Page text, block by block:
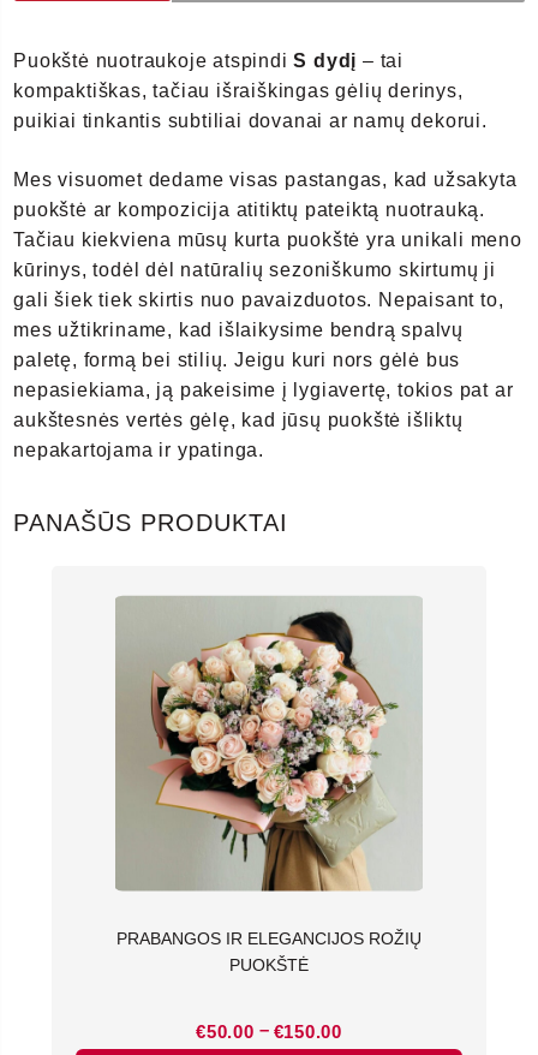
Puokštė nuotraukoje atspindiS dydį – tai
kompaktiškas, tačiau išraiškingas gėlių derinys,
puikiai tinkantis subtiliai dovanai ar namų dekorui.
Mes visuomet dedame visas pastangas, kad užsakyta
puokštė ar kompozicija atitiktų pateiktą nuotrauką.
Tačiau kiekviena mūsų kurta puokštė yra unikali meno
kūrinys, todėl dėl natūralių sezoniškumo skirtumų ji
gali šiek tiek skirtis nuo pavaizduotos. Nepaisant to,
mes užtikriname, kad išlaikysime bendrą spalvų
paletę, formą bei stilių. Jeigu kuri nors gėlė bus
nepasiekiama, ją pakeisime į lygiavertę, tokios pat ar
aukštesnės vertės gėlę, kad jūsų puokštė išliktų
nepakartojama ir ypatinga.
PANAŠŪS PRODUKTAI
PRABANGOS IR ELEGANCIJOS ROŽIŲ
PUOKŠTĖ
€50.00 – €150.00Price
range: